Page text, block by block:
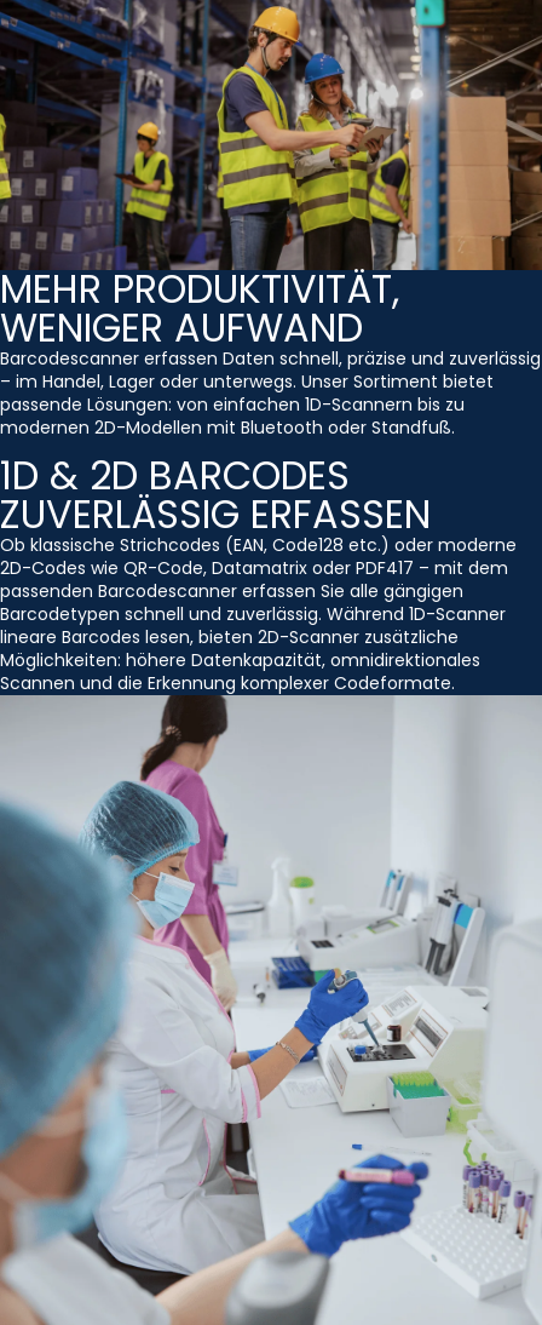
MEHR PRODUKTIVITÄT,
WENIGER AUFWAND
Barcodescanner erfassen Daten schnell, präzise und zuverlässig
– im Handel, Lager oder unterwegs. Unser Sortiment bietet
passende Lösungen: von einfachen 1D-Scannern bis zu
modernen 2D-Modellen mit Bluetooth oder Standfuß.
1D & 2D BARCODES
ZUVERLÄSSIG ERFASSEN
Ob klassische Strichcodes (EAN, Code128 etc.) oder moderne
2D-Codes wie QR-Code, Datamatrix oder PDF417 – mit dem
passenden Barcodescanner erfassen Sie alle gängigen
Barcodetypen schnell und zuverlässig. Während 1D-Scanner
lineare Barcodes lesen, bieten 2D-Scanner zusätzliche
Möglichkeiten: höhere Datenkapazität, omnidirektionales
Scannen und die Erkennung komplexer Codeformate.